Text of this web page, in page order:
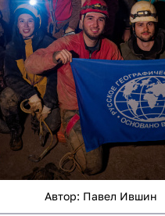
Автор: Павел Ившин